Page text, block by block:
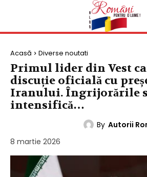
Acasă Diverse noutati
Primul lider din Vest
discuție oficială cu
Iranului. Îngrijorările
intensifică…
By Autorii
8 martie 2026